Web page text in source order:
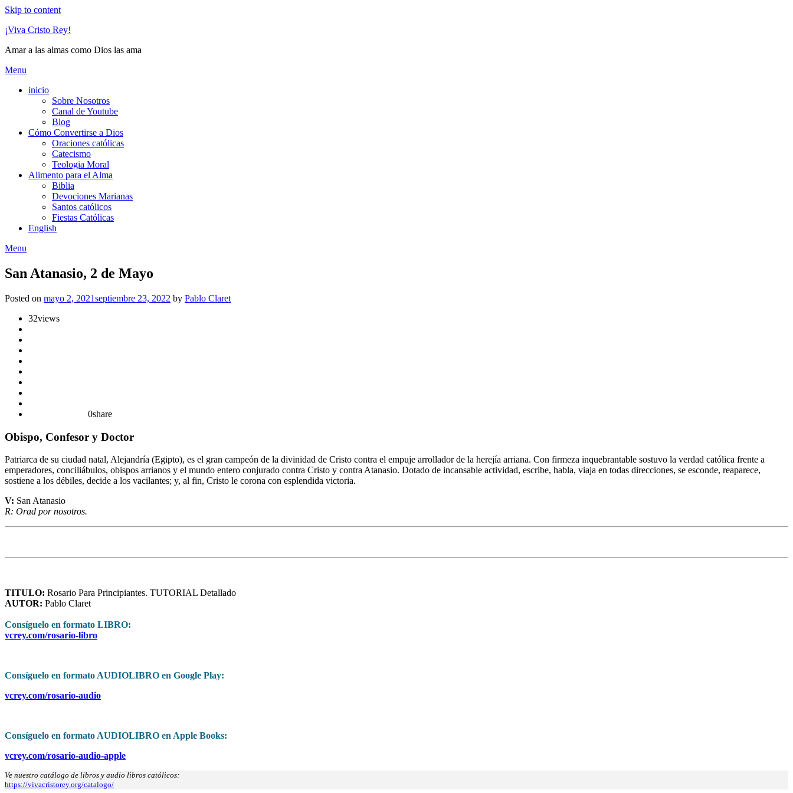
Skip to content
¡Viva Cristo Rey!
Amar a las almas como Dios las ama
Menu
inicio
Sobre Nosotros
Canal de Youtube
Blog
Cómo Convertirse a Dios
Oraciones católicas
Catecismo
Teologia Moral
Alimento para el Alma
Biblia
Devociones Marianas
Santos católicos
Fiestas Católicas
English
Menu
San Atanasio, 2 de Mayo
Posted on mayo 2, 2021septiembre 23, 2022 by Pablo Claret
32views
0share
Obispo, Confesor y Doctor
Patriarca de su ciudad natal, Alejandría (Egipto), es el gran campeón de la divinidad de Cristo contra el empuje arrollador de la herejía arriana. Con firmeza inquebrantable sostuvo la verdad católica frente a
emperadores, conciliábulos, obispos arrianos y el mundo entero conjurado contra Cristo y contra Atanasio. Dotado de incansable actividad, escribe, habla, viaja en todas direcciones, se esconde, reaparece,
sostiene a los débiles, decide a los vacilantes; y, al fin, Cristo le corona con esplendida victoria.
V: San Atanasio
R: Orad por nosotros.
TITULO: Rosario Para Principiantes. TUTORIAL Detallado
AUTOR: Pablo Claret
Consíguelo en formato LIBRO:
vcrey.com/rosario-libro
Consíguelo en formato AUDIOLIBRO en Google Play:
vcrey.com/rosario-audio
Consíguelo en formato AUDIOLIBRO en Apple Books:
vcrey.com/rosario-audio-apple
Ve nuestro catálogo de libros y audio libros católicos:
https://vivacristorey.org/catalogo/